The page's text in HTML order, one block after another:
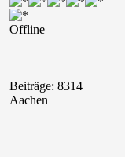
Offline
Beiträge: 8314
Aachen